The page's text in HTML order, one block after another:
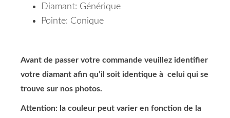
Diamant: Générique
Pointe: Conique
Avant de passer votre commande veuillez identifier
votre diamant afin qu’il soit identique à celui qui se
trouve sur nos photos.
Attention: la couleur peut varier en fonction de la